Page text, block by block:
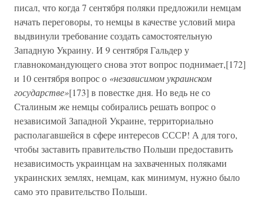
писал, что когда 7 сентября поляки предложили немцам
начать переговоры, то немцы в качестве условий мира
выдвинули требование создать самостоятельную
Западную Украину. И 9 сентября Гальдер у
главнокомандующего снова этот вопрос поднимает,[172]
и 10 сентября вопрос о «независимом украинском
государстве»[173] в повестке дня. Но ведь не со
Сталиным же немцы собирались решать вопрос о
независимой Западной Украине, территориально
располагавшейся в сфере интересов СССР! А для того,
чтобы заставить правительство Польши предоставить
независимость украинцам на захваченных поляками
украинских землях, немцам, как минимум, нужно было
само это правительство Польши.